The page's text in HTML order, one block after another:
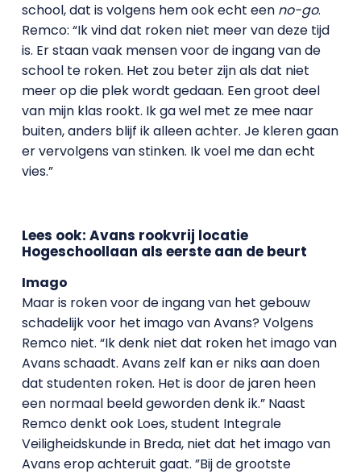
school, dat is volgens hem ook echt een no-go.
Remco: “Ik vind dat roken niet meer van deze tijd
is. Er staan vaak mensen voor de ingang van de
school te roken. Het zou beter zijn als dat niet
meer op die plek wordt gedaan. Een groot deel
van mijn klas rookt. Ik ga wel met ze mee naar
buiten, anders blijf ik alleen achter. Je kleren gaan
er vervolgens van stinken. Ik voel me dan echt
vies.”
Lees ook: Avans rookvrij locatie
Hogeschoollaan als eerste aan de beurt
Imago
Maar is roken voor de ingang van het gebouw
schadelijk voor het imago van Avans? Volgens
Remco niet. “Ik denk niet dat roken het imago van
Avans schaadt. Avans zelf kan er niks aan doen
dat studenten roken. Het is door de jaren heen
een normaal beeld geworden denk ik.” Naast
Remco denkt ook Loes, student Integrale
Veiligheidskunde in Breda, niet dat het imago van
Avans erop achteruit gaat. ”Bij de grootste